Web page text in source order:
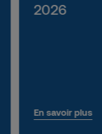
2026
En savoir plus